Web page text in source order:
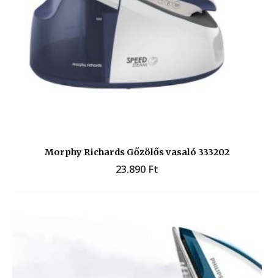
Morphy Richards Gőzölős vasaló 333202
23.890 Ft